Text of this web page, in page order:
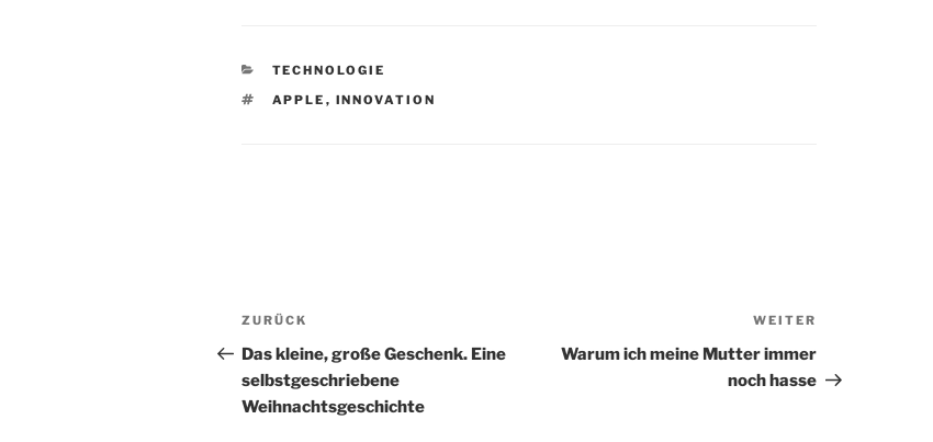
KATEGORIEN
TECHNOLOGIE
SCHLAGWÖRTER
APPLE , INNOVATION
Beitragsnavigation
Vorheriger
Beitrag
ZURÜCK
Das kleine, große Geschenk. Eine
selbstgeschriebene
Weihnachtsgeschichte
Beitrag
WEITER
Warum ich meine Mutter immer
noch hasse